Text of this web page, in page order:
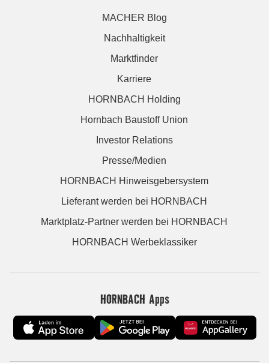
MACHER Blog
Nachhaltigkeit
Marktfinder
Karriere
HORNBACH Holding
Hornbach Baustoff Union
Investor Relations
Presse/Medien
HORNBACH Hinweisgebersystem
Lieferant werden bei HORNBACH
Marktplatz-Partner werden bei HORNBACH
HORNBACH Werbeklassiker
HORNBACH Apps